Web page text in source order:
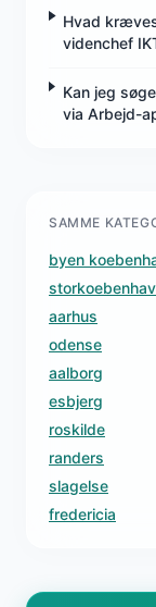
Hvad
videnchef
Kan jeg
via Arbejd-
SAMME
byen
aarhus
odense
aalborg
esbjerg
roskilde
randers
slagelse
fredericia